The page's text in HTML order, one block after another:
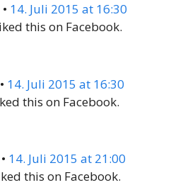
• 14. Juli 2015 at 16:30
this on Facebook.
• 14. Juli 2015 at 16:30
this on Facebook.
• 14. Juli 2015 at 21:00
this on Facebook.